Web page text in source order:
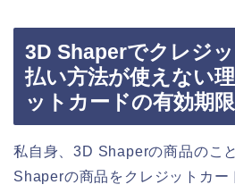
3D Shaperでクレジ
払い方法が使えない
ットカードの有効期限
私自身、3D Shaperの商品のこ
Shaperの商品をクレジットカー